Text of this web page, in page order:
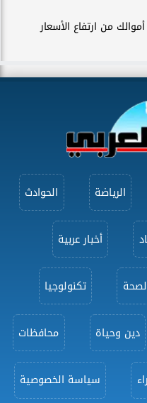
الرياضة الحوادث
أخبار عربية
تكنولوجيا
دين وحياة محافظات
سياسة الخصوصية